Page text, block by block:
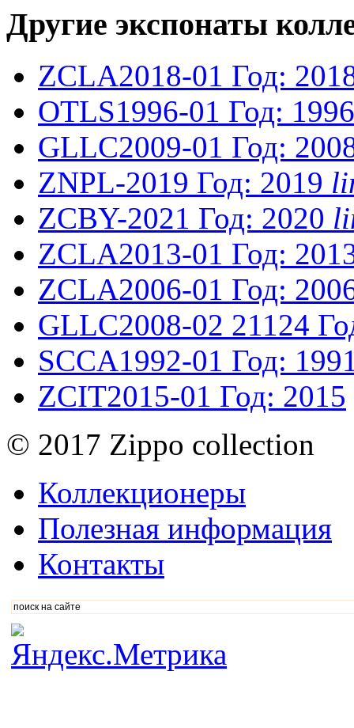
Другие экспонаты
ZCLA2018-01 Год:
OTLS1996-01 Год: 1996
GLLC2009-01 Год:
ZNPL-2019 Год: 2019
ZCBY-2021 Год: 2020
ZCLA2013-01 Год:
ZCLA2006-01 Год:
GLLC2008-02 21124
SCCA1992-01 Год:
ZCIT2015-01 Год: 2015
© 2017 Zippo collection
Коллекционеры
Полезная информация
Контакты